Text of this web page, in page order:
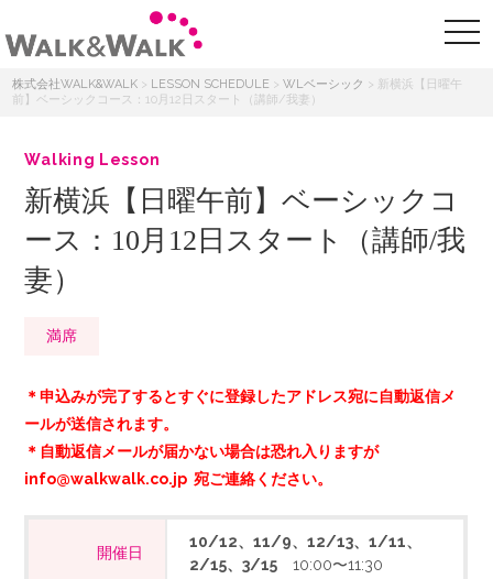
株式会社WALK&WALK > LESSON SCHEDULE >WLベーシック > 新横浜【日曜午
前】ベーシックコース：10月12日スタート（講師/我妻）
Walking Lesson
新横浜【日曜午前】ベーシックコ
ース：10月12日スタート（講師/我
妻）
満席
＊申込みが完了するとすぐに登録したアドレス宛に自動返信メ
ールが送信されます。
＊自動返信メールが届かない場合は恐れ入りますが
info@walkwalk.co.jp 宛ご連絡ください。
開催日
10/12、11/9、12/13、1/11、
2/15、3/15 10:00〜11:30